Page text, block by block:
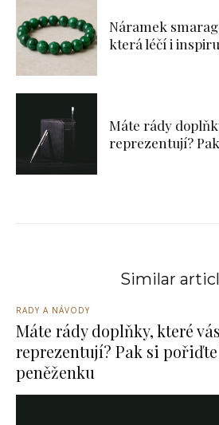
Náramek
která léčí i
Máte rády
reprezentují?
Similar
RADY A NÁVODY
Máte rády doplňky, které
reprezentují? Pak si pořiďte
peněženku